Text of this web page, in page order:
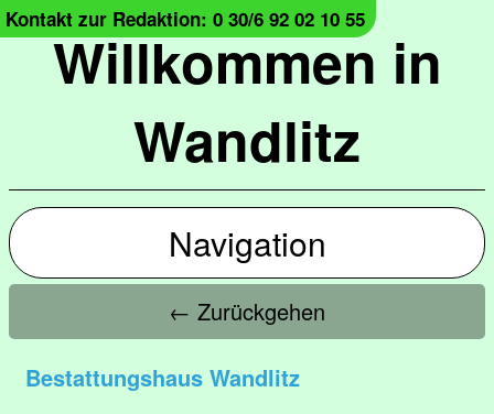
Willkommen in
Wandlitz
Kontakt zur Redaktion: 0 30/6 92 02 10 55
Navigation
← Zurückgehen
Bestattungshaus Wandlitz